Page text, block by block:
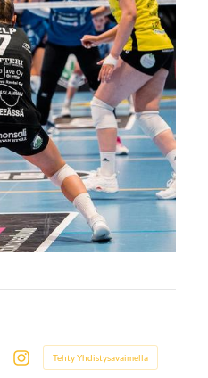
Instagram
Tehty Yhdistysavaimella